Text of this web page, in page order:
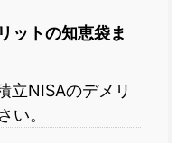
ットの知恵袋ま
立NISAのデメリ
い。